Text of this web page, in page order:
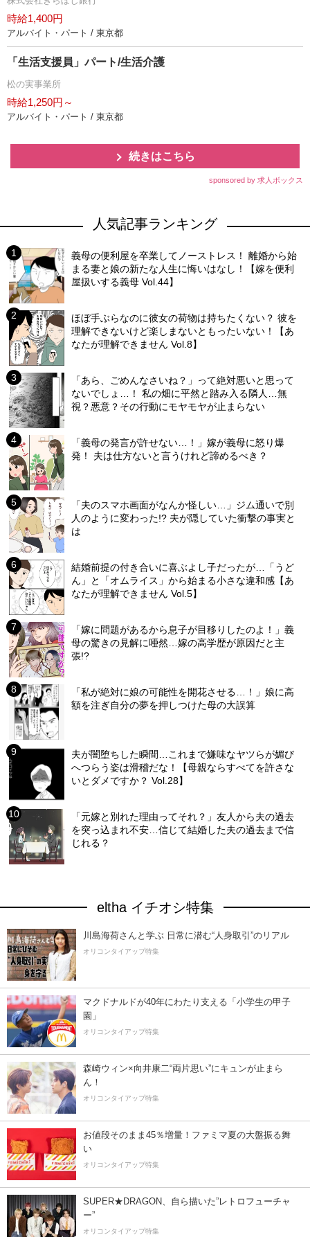
時給1,400円
アルバイト・パート / 東京都
「生活支援員」パート/生活介護
松の実事業所
時給1,250円～
アルバイト・パート / 東京都
続きはこちら
sponsored by 求人ボックス
人気記事ランキング
義母の便利屋を卒業してノーストレス！ 離婚から始
まる妻と娘の新たな人生に悔いはなし！【嫁を便利
屋扱いする義母 Vol.44】
ほぼ手ぶらなのに彼女の荷物は持ちたくない？ 彼を
理解できないけど楽しまないともったいない！【あ
なたが理解できません Vol.8】
「あら、ごめんなさいね？」って絶対悪いと思って
ないでしょ…！ 私の畑に平然と踏み入る隣人…無
視？悪意？その行動にモヤモヤが止まらない
「義母の発言が許せない…！」嫁が義母に怒り爆
発！ 夫は仕方ないと言うけれど諦めるべき？
「夫のスマホ画面がなんか怪しい…」ジム通いで別
人のように変わった!? 夫が隠していた衝撃の事実と
は
結婚前提の付き合いに喜ぶよし子だったが…「うど
ん」と「オムライス」から始まる小さな違和感【あ
なたが理解できません Vol.5】
「嫁に問題があるから息子が目移りしたのよ！」義
母の驚きの見解に唖然…嫁の高学歴が原因だと主
張!?
「私が絶対に娘の可能性を開花させる…！」娘に高
額を注ぎ自分の夢を押しつけた母の大誤算
夫が闇堕ちした瞬間…これまで嫌味なヤツらが媚び
へつらう姿は滑稽だな！【母親ならすべてを許さな
いとダメですか？ Vol.28】
「元嫁と別れた理由ってそれ？」友人から夫の過去
を突っ込まれ不安…信じて結婚した夫の過去まで信
じれる？
eltha イチオシ特集
川島海荷さんと学ぶ 日常に潜む“人身取引”のリアル
オリコンタイアップ特集
マクドナルドが40年にわたり支える「小学生の甲子
園」
オリコンタイアップ特集
森崎ウィン×向井康二“両片思い”にキュンが止まら
ん！
オリコンタイアップ特集
お値段そのまま45％増量！ファミマ夏の大盤振る舞
い
オリコンタイアップ特集
SUPER★DRAGON、自ら描いた”レトロフューチャ
ー”
オリコンタイアップ特集